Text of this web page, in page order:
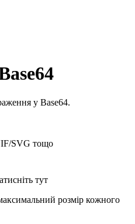
у Base64.
SVG тощо
тут
розмір кожного